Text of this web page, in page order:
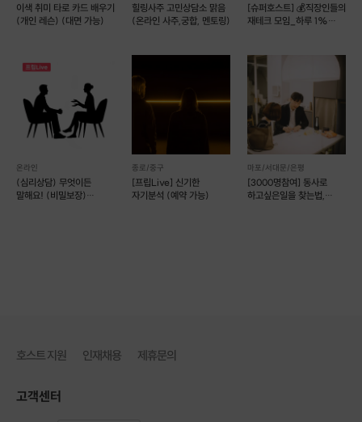
이색 취미 타로 카드 배우기
(개인 레슨) (대면 가능)
힐링사주 고민상담소 맑음
(온라인 사주,궁합, 멘토링)
[슈퍼호스트] 💰직장인들의
재테크 모임_하루 1%
온라인
(심리상담) 무엇이든
말해요! (비밀보장)
종로/중구
[프립Live] 신기한
자기분석 (예약 가능)
마포/서대문/은평
[3000명참여] 동사로
하고싶은일을 찾는법,
호스트 지원 인재채용 제휴문의
고객센터